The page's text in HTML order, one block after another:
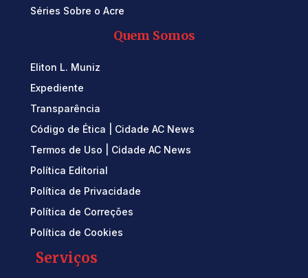
Séries Sobre o Acre
Quem Somos
Eliton L. Muniz
Expediente
Transparência
Código de Ética | Cidade AC News
Termos de Uso | Cidade AC News
Política Editorial
Política de Privacidade
Política de Correções
Política de Cookies
Serviços